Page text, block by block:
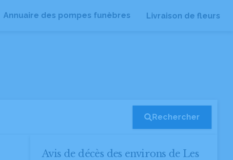
Annuaire des pompes funèbres Livraison de fleurs
Rechercher
Avis de décès des environs de Les